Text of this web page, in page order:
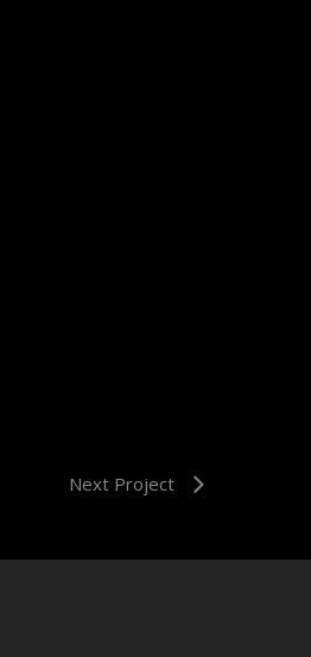
Next Project